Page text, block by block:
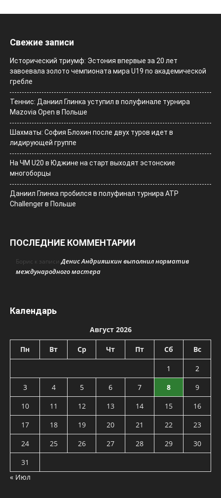
Свежие записи
Исторический триумф: Эстония впервые за 20 лет
завоевала золото чемпионата мира U19 по академической
гребле
Теннис: Даниил Глинка уступил в полуфинале турнира
Mazovia Open в Польше
Шахматы: София Блохин после двух туров идет в
лидирующей группе
На ЧМ U20 в Юджине на старт выходят эстонские
многоборцы
Даниил Глинка пробился в полуфинал турнира ATP
Challenger в Польше
ПОСЛЕДНИЕ КОММЕНТАРИИ
Борис к записиДенис Андрияшкин выполнил норматив
международного мастера
Календарь
Август 2026
Пн Вт Ср Чт Пт Сб Вс
1
2
3
4 5 6 7 8
9
10
11 12 13 14 15
16
17
18 19 20 21 22
23
24
25 26 27 28 29
30
31
« Июл